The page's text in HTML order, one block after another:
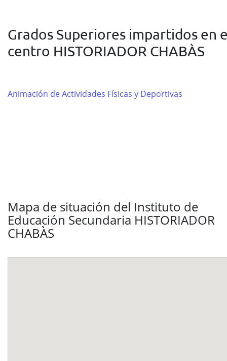
Grados Superiores impartidos en
centro HISTORIADOR CHABÀS
Animación de Actividades Físicas y Deportivas
Mapa de situación del Instituto de
Educación Secundaria HISTORIADOR
CHABÀS